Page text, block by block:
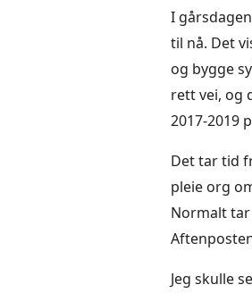
I
til nå. Det
og bygge
rett vei, og
2017-2019
Det tar tid
pleie org
Normalt
Jeg skulle